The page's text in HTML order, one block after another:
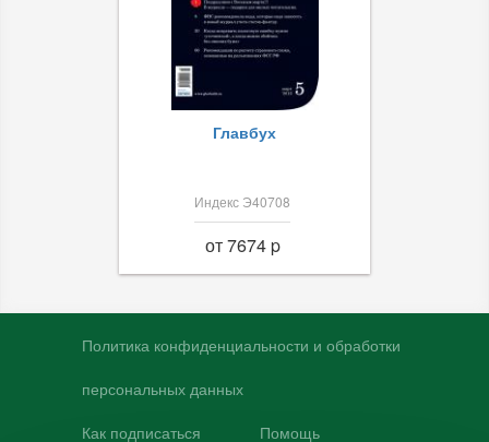
Главбух
Индекс Э40708
от 7674 p
Политика конфиденциальности и обработки
персональных данных
Как подписаться Помощь